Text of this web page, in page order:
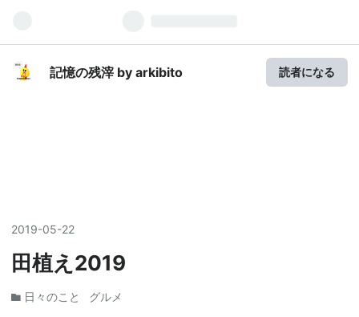
記憶の残滓 by arkibito 読者になる
2019-05-22
田植え2019
日々のこと グルメ